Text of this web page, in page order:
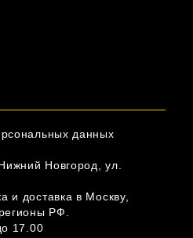
данных
Новгород, ул.
и доставка в Москву,
РФ.
17.00